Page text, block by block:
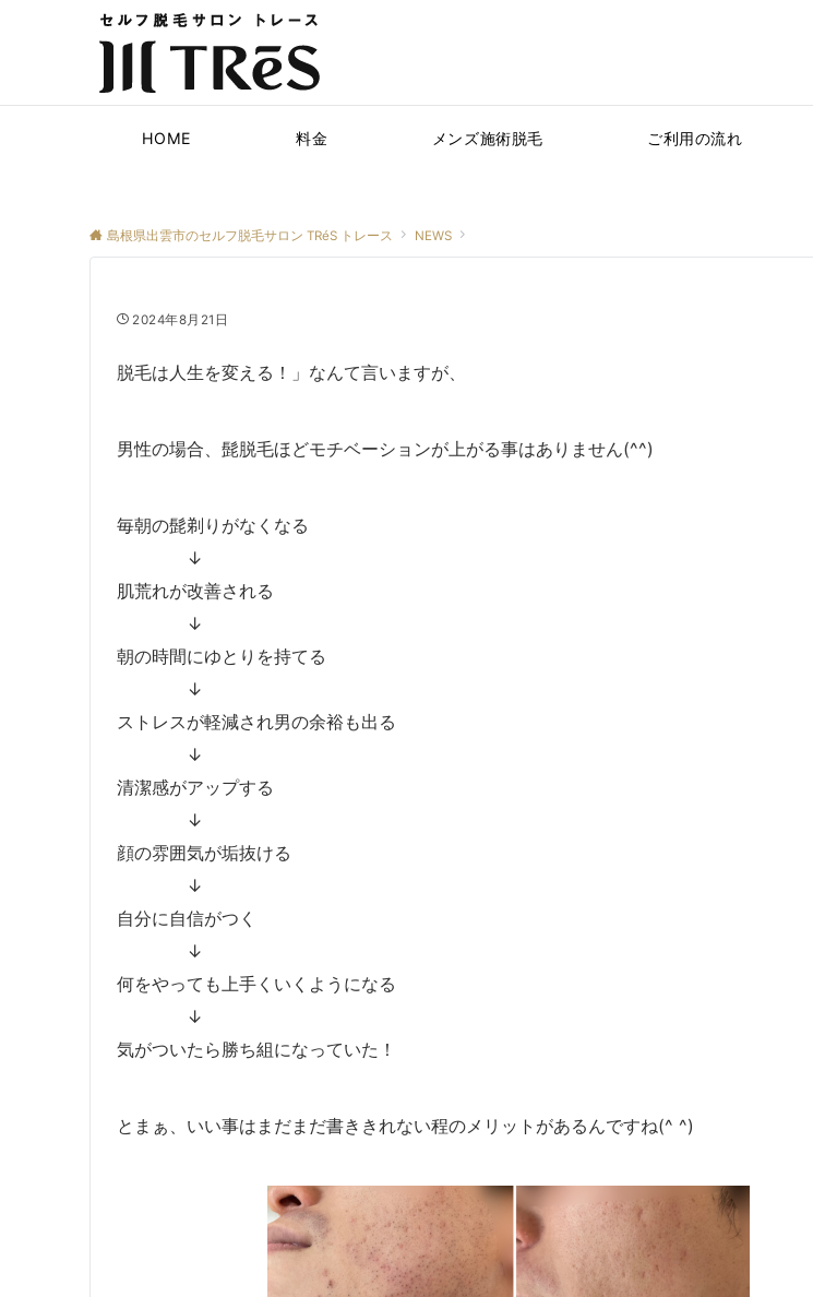
HOME 料金 メンズ施術脱毛 ご利用の流れ
島根県出雲市のセルフ脱毛サロン TRéS トレース NEWS
2024年8月21日
脱毛は人生を変える！」なんて言いますが、
男性の場合、髭脱毛ほどモチベーションが上がる事はありません(^^)
毎朝の髭剃りがなくなる
↓
肌荒れが改善される
↓
朝の時間にゆとりを持てる
↓
ストレスが軽減され男の余裕も出る
↓
清潔感がアップする
↓
顔の雰囲気が垢抜ける
↓
自分に自信がつく
↓
何をやっても上手くいくようになる
↓
気がついたら勝ち組になっていた！
とまぁ、いい事はまだまだ書ききれない程のメリットがあるんですね(^ ^)